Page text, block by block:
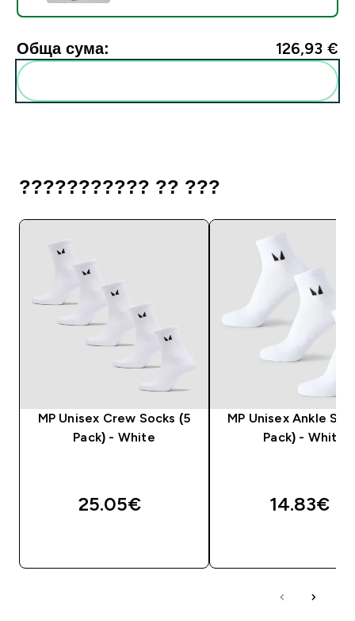
Обща сума: 126,93 €‎
??????????? ?? ???
MP Unisex Crew Socks (5
Pack) - White
25.05€‎
MP Unisex Ankle
Pack) - White
14.83€‎